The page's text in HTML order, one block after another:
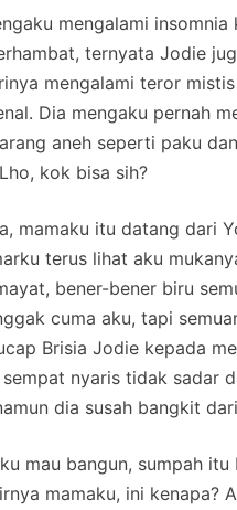
mengalami insomnia
ternyata Jodie
mengalami teror
Dia mengaku pernah
aneh seperti paku
kok bisa sih?
mamaku itu datang dari
terus lihat aku
bener-bener biru
cuma aku, tapi
Brisia Jodie kepada
nyaris tidak sadar
dia susah bangkit
mau bangun, sumpah
mamaku, ini kenapa?